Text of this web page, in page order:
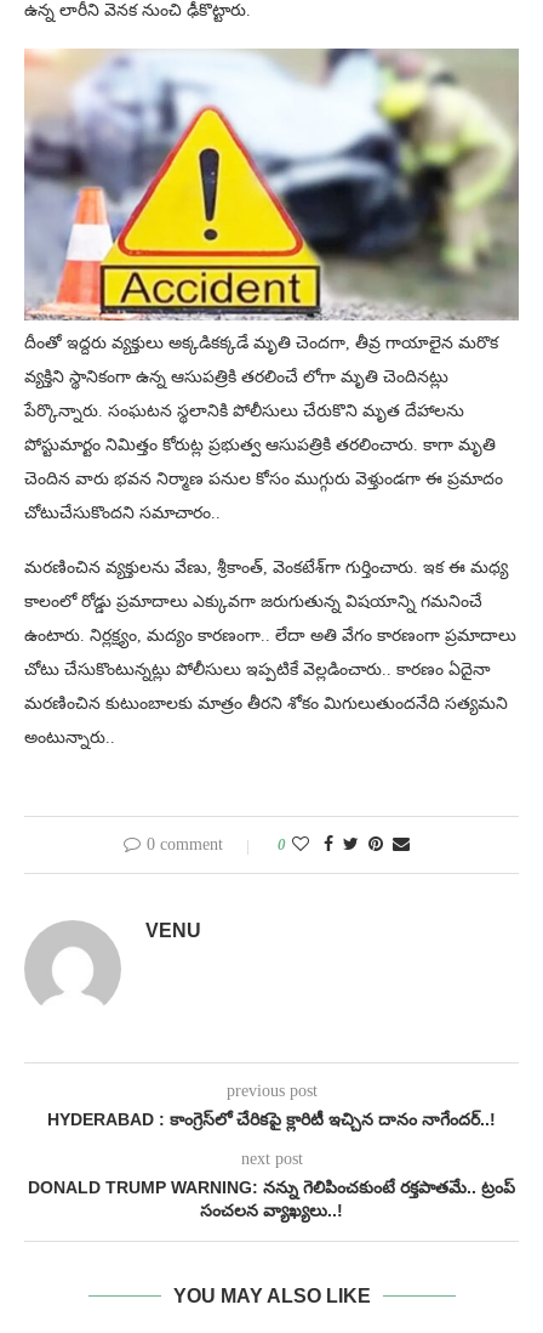
ఉన్న లారీని వెనక నుంచి ఢీకొట్టారు.
దీంతో ఇద్దరు వ్యక్తులు అక్కడికక్కడే మృతి చెందగా, తీవ్ర గాయాలైన మరొక
వ్యక్తిని స్థానికంగా ఉన్న ఆసుపత్రికి తరలించే లోగా మృతి చెందినట్లు
పేర్కొన్నారు. సంఘటన స్థలానికి పోలీసులు చేరుకొని మృత దేహాలను
పోస్టుమార్టం నిమిత్తం కోరుట్ల ప్రభుత్వ ఆసుపత్రికి తరలించారు. కాగా మృతి
చెందిన వారు భవన నిర్మాణ పనుల కోసం ముగ్గురు వెళ్తుండగా ఈ ప్రమాదం
చోటుచేసుకొందని సమాచారం..
మరణించిన వ్యక్తులను వేణు, శ్రీకాంత్, వెంకటేశ్‌గా గుర్తించారు. ఇక ఈ మధ్య
కాలంలో రోడ్డు ప్రమాదాలు ఎక్కువగా జరుగుతున్న విషయాన్ని గమనించే
ఉంటారు. నిర్లక్ష్యం, మద్యం కారణంగా.. లేదా అతి వేగం కారణంగా ప్రమాదాలు
చోటు చేసుకొంటున్నట్లు పోలీసులు ఇప్పటికే వెల్లడించారు.. కారణం ఏదైనా
మరణించిన కుటుంబాలకు మాత్రం తీరని శోకం మిగులుతుందనేది సత్యమని
అంటున్నారు..
0 comment 0
VENU
previous post
HYDERABAD : కాంగ్రెస్‌లో చేరికపై క్లారిటీ ఇచ్చిన దానం నాగేందర్..!
next post
DONALD TRUMP WARNING: నన్ను గెలిపించకుంటే రక్తపాతమే.. ట్రంప్
సంచలన వ్యాఖ్యలు..!
YOU MAY ALSO LIKE